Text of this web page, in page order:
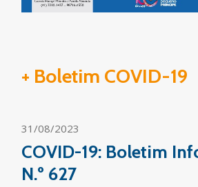
+ Boletim COVID-19
31/08/2023
COVID-19: Boletim
N.º 627